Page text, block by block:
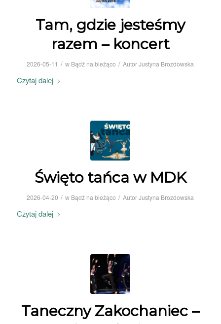
Tam, gdzie jesteśmy
razem – koncert
2026-05-11 / w Bądź na bieżąco / AutorJustyna Brozdowska
Czytaj dalej
Święto tańca w MDK
2026-04-20 / w Bądź na bieżąco / AutorJustyna Brozdowska
Czytaj dalej
Taneczny Zakochaniec –